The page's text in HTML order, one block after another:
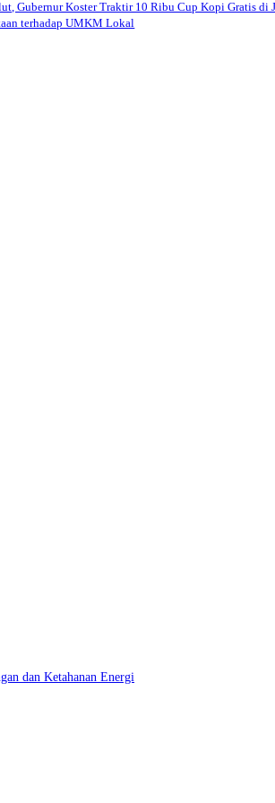
Gubernur Koster Traktir 10 Ribu Cup Kopi Gratis di
terhadap UMKM Lokal
dan Ketahanan Energi